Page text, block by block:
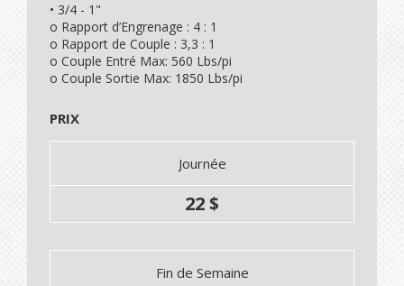
• 3/4 - 1"
o Rapport d’Engrenage : 4 : 1
o Rapport de Couple : 3,3 : 1
o Couple Entré Max: 560 Lbs/pi
o Couple Sortie Max: 1850 Lbs/pi
PRIX
Journée
22 $
Fin de Semaine